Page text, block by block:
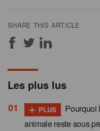
SHARE THIS ARTICLE
Les plus lus
+ PLUS
Pourquoi
animale reste sous